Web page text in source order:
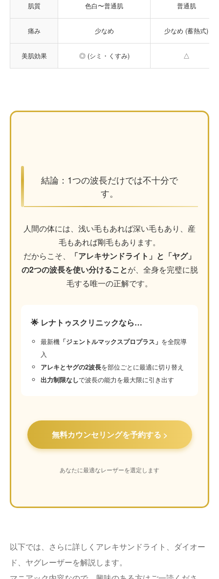
肌質 色白〜普通肌 普通肌
痛み 少なめ 少なめ (蓄熱式)
美肌効果 ◎ (シミ・くすみ) △
結論：1つの波長だけでは不十分で
す。
人間の体には、浅い毛もあれば深い毛もあり、産
毛もあれば剛毛もあります。
だからこそ、
「アレキサンドライト」と「ヤグ」
の2つの波長を使い分けることが、全身を完璧に脱
毛する唯一の正解です。
🌟 レナトゥスクリニックなら…
最新機 「ジェントルマックスプロプラス」 を全院導
入
アレキとヤグの2波長を部位ごとに最適に切り替え
出力制限なしで波長の能力を最大限に引き出す
無料カウンセリングを予約する >
あなたに最適なレーザーを選定します
以下では、さらに詳しくアレキサンドライト、ダイオー
ド、ヤグレーザーを解説します。